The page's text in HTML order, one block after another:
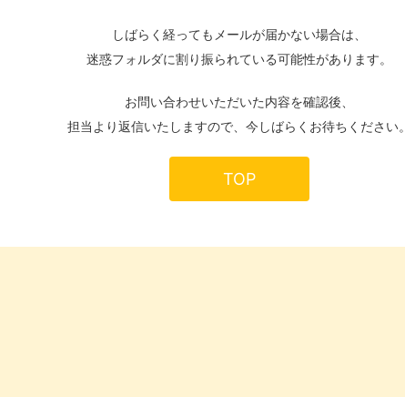
しばらく経ってもメールが届かない場合は、
迷惑フォルダに割り振られている可能性があります。
お問い合わせいただいた内容を確認後、
担当より返信いたしますので、今しばらくお待ちください。
TOP